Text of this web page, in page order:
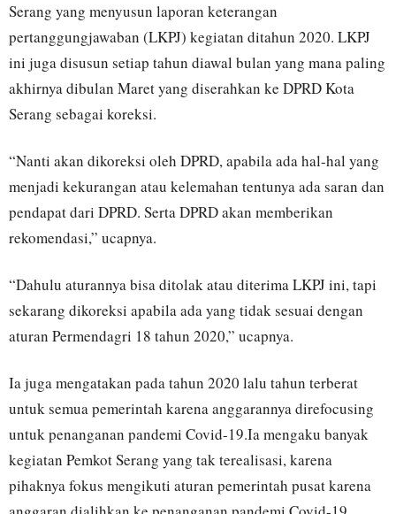
Serang yang menyusun laporan keterangan
pertanggungjawaban (LKPJ) kegiatan ditahun 2020. LKPJ
ini juga disusun setiap tahun diawal bulan yang mana paling
akhirnya dibulan Maret yang diserahkan ke DPRD Kota
Serang sebagai koreksi.
“Nanti akan dikoreksi oleh DPRD, apabila ada hal-hal yang
menjadi kekurangan atau kelemahan tentunya ada saran dan
pendapat dari DPRD. Serta DPRD akan memberikan
rekomendasi,” ucapnya.
“Dahulu aturannya bisa ditolak atau diterima LKPJ ini, tapi
sekarang dikoreksi apabila ada yang tidak sesuai dengan
aturan Permendagri 18 tahun 2020,” ucapnya.
Ia juga mengatakan pada tahun 2020 lalu tahun terberat
untuk semua pemerintah karena anggarannya direfocusing
untuk penanganan pandemi Covid-19.Ia mengaku banyak
kegiatan Pemkot Serang yang tak terealisasi, karena
pihaknya fokus mengikuti aturan pemerintah pusat karena